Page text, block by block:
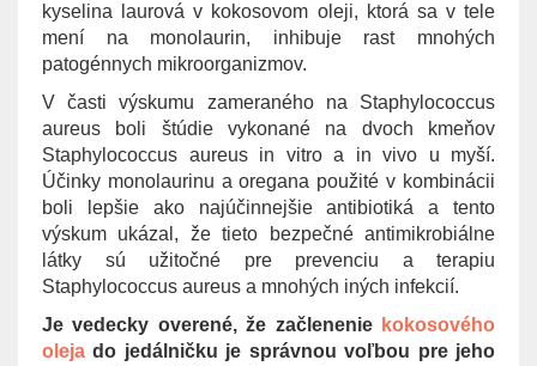
kyselina laurová v kokosovom oleji, ktorá sa v tele
mení na monolaurin, inhibuje rast mnohých
patogénnych mikroorganizmov.
V časti výskumu zameraného na Staphylococcus
aureus boli štúdie vykonané na dvoch kmeňov
Staphylococcus aureus in vitro a in vivo u myší.
Účinky monolaurinu a oregana použité v kombinácii
boli lepšie ako najúčinnejšie antibiotiká a tento
výskum ukázal, že tieto bezpečné antimikrobiálne
látky sú užitočné pre prevenciu a terapiu
Staphylococcus aureus a mnohých iných infekcií.
Je vedecky overené, že začlenenie kokosového
oleja do jedálničku je správnou voľbou pre jeho